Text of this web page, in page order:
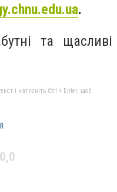
.
та щасливі
і натисніть Ctrl + Enter, щоб
0,0